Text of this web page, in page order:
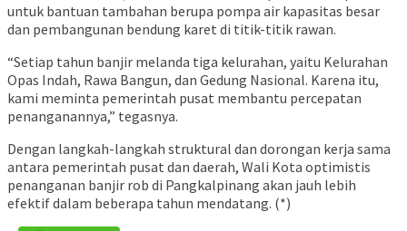
untuk bantuan tambahan berupa pompa air kapasitas besar
dan pembangunan bendung karet di titik-titik rawan.
“Setiap tahun banjir melanda tiga kelurahan, yaitu Kelurahan
Opas Indah, Rawa Bangun, dan Gedung Nasional. Karena itu,
kami meminta pemerintah pusat membantu percepatan
penanganannya,” tegasnya.
Dengan langkah-langkah struktural dan dorongan kerja sama
antara pemerintah pusat dan daerah, Wali Kota optimistis
penanganan banjir rob di Pangkalpinang akan jauh lebih
efektif dalam beberapa tahun mendatang. (*)